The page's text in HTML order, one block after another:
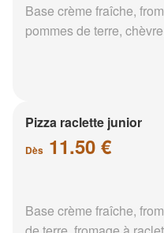
Base crème fraîche,
pommes de terre,
Pizza raclette junior
Dès 11.50 €
Base crème fraîche,